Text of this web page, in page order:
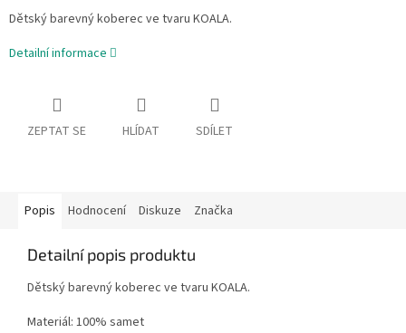
Dětský barevný koberec ve tvaru KOALA.
Detailní informace
ZEPTAT SE HLÍDAT SDÍLET
Popis Hodnocení Diskuze Značka
Detailní popis produktu
Dětský barevný koberec ve tvaru KOALA.
Materiál: 100% samet